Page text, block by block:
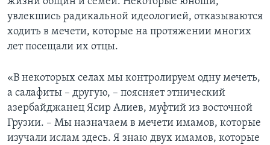
увлекшись радикальной идеологией, отказываются
ходить в мечети, которые на протяжении многих
лет посещали их отцы.
«В некоторых селах мы контролируем одну мечеть,
а салафиты – другую, – поясняет этнический
азербайджанец Ясир Алиев, муфтий из восточной
Грузии. – Мы назначаем в мечети имамов, которые
изучали ислам здесь. Я знаю двух имамов, которые